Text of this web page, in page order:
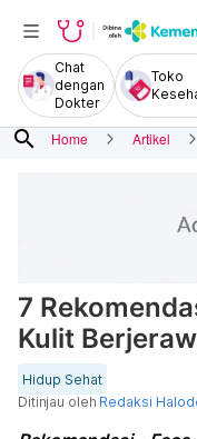
Chat
dengan
Dokter
Toko
search Home Artikel
7
Kulit
Hidup Sehat
Ditinjau oleh Redaksi